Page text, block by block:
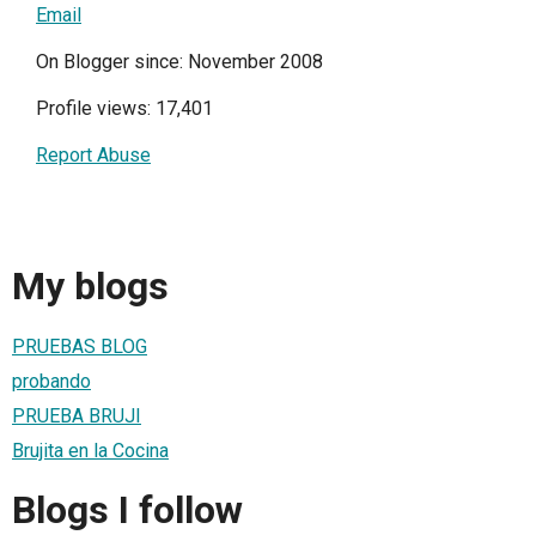
Email
On Blogger since: November 2008
Profile views: 17,401
Report Abuse
My blogs
PRUEBAS BLOG
probando
PRUEBA BRUJI
Brujita en la Cocina
Blogs I follow